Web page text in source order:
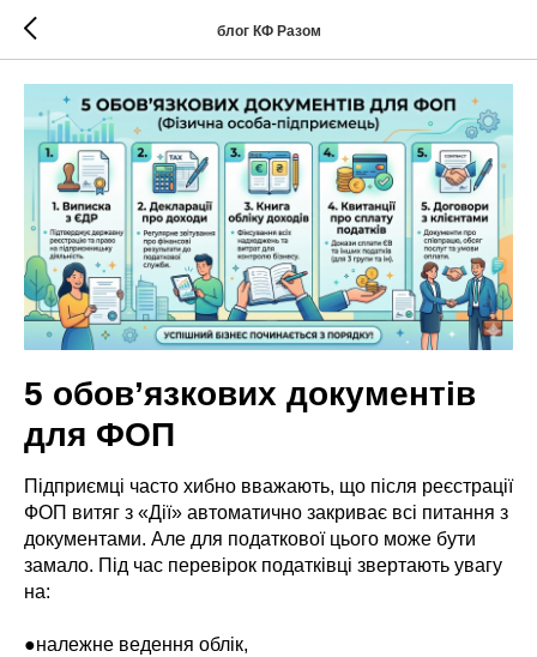
блог КФ Разом
5 обов’язкових документів
для ФОП
Підприємці часто хибно вважають, що після реєстрації
ФОП витяг з «Дії» автоматично закриває всі питання з
документами. Але для податкової цього може бути
замало. Під час перевірок податківці звертають увагу
на:
●належне ведення облік,